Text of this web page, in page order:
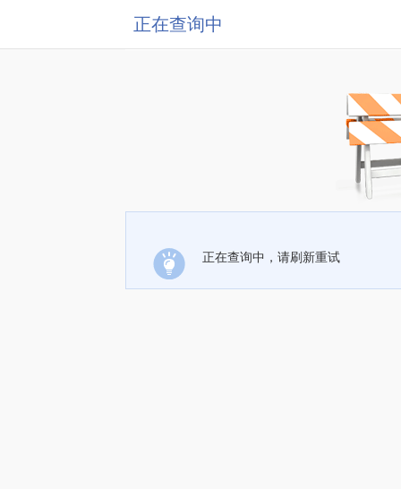
正在查询中
正在查询中，请刷新重试